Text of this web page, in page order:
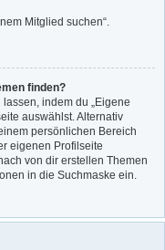
Mitglied suchen“.
finden?
indem du „Eigene
auswählst. Alternativ
persönlichen Bereich
eigenen Profilseite
von dir erstellen Themen
in die Suchmaske ein.